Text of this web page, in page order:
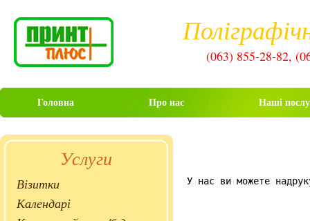
(063) 855-28-82,
Головна Про нас Наші
У нас ви можете
Услуги
Візитки
Календарі